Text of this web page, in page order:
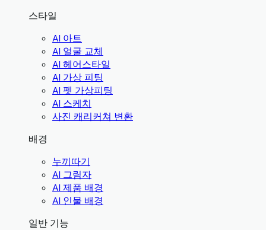
스타일
AI 아트
AI 얼굴 교체
AI 헤어스타일
AI 가상 피팅
AI 펫 가상피팅
AI 스케치
사진 캐리커쳐 변환
배경
누끼따기
AI 그림자
AI 제품 배경
AI 인물 배경
일반 기능